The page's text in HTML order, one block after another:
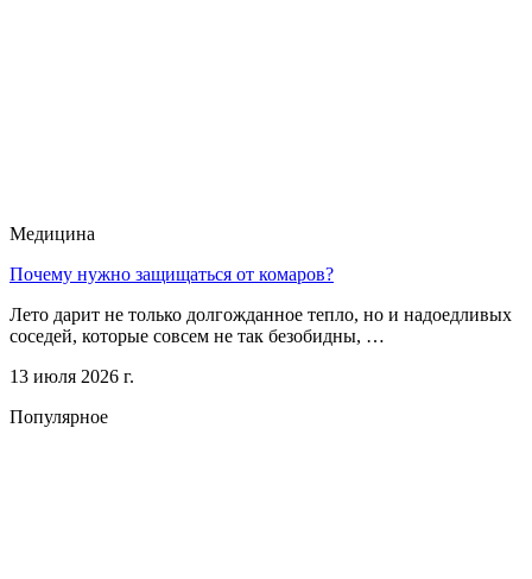
Медицина
Почему нужно защищаться от комаров?
Лето дарит не только долгожданное тепло, но и надоедливых
соседей, которые совсем не так безобидны, …
13 июля 2026 г.
Популярное